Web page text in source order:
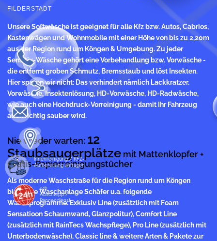
ILDERSTADT
Unsere Softwäsche ist geeignet für alle Kfz bzw. Autos, Cabrios,
Kastenwägen und Wohnmobile mit einer Höhe von bis zu 2,20m
aus der Region rund um Köngen & Umgebung. Zu jeder
Sensitiv-Wäsche gehört eine Vorbehandlung bzw. Vorwäsche -
die entfernt groben Schmutz, Bremsstaub und löst Insekten.
Hier sparen wir nicht: Das verhindert nämlich Lackkratzer.
Vorwäsche, Insektenlösung, HD-Vorwäsche, HD-Radwäsche,
wie auch eine Hochdruck-Vorreinigung - damit Ihr Fahrzeug
auch richtig sauber wird.
Nie wieder warten: 12
Staubsaugerplätze mit Mattenklopfer +
Gratis-Papierreinigungstücher
Als moderne Waschstraße für die Region rund um Köngen
bietet die Waschanlage Schäfer u.a. folgende
Waschprogramme: Exklusiv Line (zusätzlich mit Foam
Sensatioon Schaumwand, Glanzpolitur), Comfort Line
(zusätzlich mit RainTecs Wachspflege), Pro Line (zusätzlich mit
Unterbodenwäsche), Classic line & weitere Arten & Pakete zur
Innenreinigung / KFZ-
Aufbereitung anfragen
24h
Abschlepp /
Pannendienst